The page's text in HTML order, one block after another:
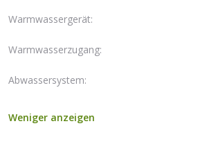
Warmwassergerät:
Warmwasserzugang:
Abwassersystem:
Weniger anzeigen